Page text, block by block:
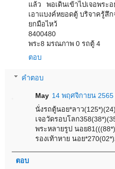
แล้ว พอเดินเข้าไปเจอพระ
เอาแบงค์หยอดตู้ บริจาครู้สึ
ยกมือไหว้
8400480
พระ8 มรณภาพ 0 รถตู้ 4
ตอบ
คำตอบ
May 14 พฤศจิกายน 2565
นั่งรถตู้นอย*ลาว
เจอวัดรอบโลก
พระหลายรูป นอย
รองเท้าหาย นอย
ตอบ